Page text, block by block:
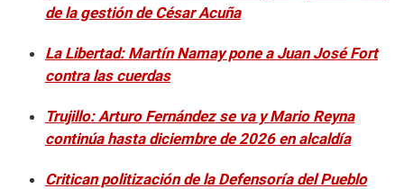
de la gestión de César Acuña
La Libertad: Martín Namay pone a Juan José Fort
contra las cuerdas
Trujillo: Arturo Fernández se va y Mario Reyna
continúa hasta diciembre de 2026 en alcaldía
Critican politización de la Defensoría del Pueblo